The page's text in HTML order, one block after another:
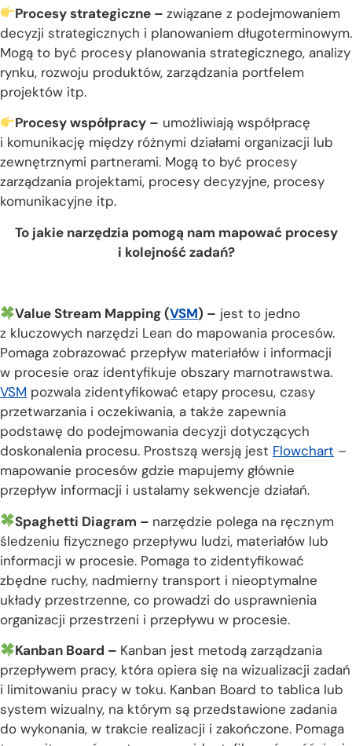
Procesy strategiczne –związane z podejmowaniem
decyzji strategicznych i planowaniem długoterminowym.
Mogą to być procesy planowania strategicznego, analizy
rynku, rozwoju produktów, zarządzania portfelem
projektów itp.
Procesy współpracy – umożliwiają współpracę
i komunikację między różnymi działami organizacji lub
zewnętrznymi partnerami. Mogą to być procesy
zarządzania projektami, procesy decyzyjne, procesy
komunikacyjne itp.
To jakie narzędzia pomogą nam mapować procesy
i kolejność zadań?
Value Stream Mapping (VSM) – jest to jedno
z kluczowych narzędzi Lean do mapowania procesów.
Pomaga zobrazować przepływ materiałów i informacji
w procesie oraz identyfikuje obszary marnotrawstwa.
VSM pozwala zidentyfikować etapy procesu, czasy
przetwarzania i oczekiwania, a także zapewnia
podstawę do podejmowania decyzji dotyczących
doskonalenia procesu. Prostszą wersją jest Flowchart –
mapowanie procesów gdzie mapujemy głównie
przepływ informacji i ustalamy sekwencje działań.
Spaghetti Diagram – narzędzie polega na ręcznym
śledzeniu fizycznego przepływu ludzi, materiałów lub
informacji w procesie. Pomaga to zidentyfikować
zbędne ruchy, nadmierny transport i nieoptymalne
układy przestrzenne, co prowadzi do usprawnienia
organizacji przestrzeni i przepływu w procesie.
Kanban Board – Kanban jest metodą zarządzania
przepływem pracy, która opiera się na wizualizacji zadań
i limitowaniu pracy w toku. Kanban Board to tablica lub
system wizualny, na którym są przedstawione zadania
do wykonania, w trakcie realizacji i zakończone. Pomaga